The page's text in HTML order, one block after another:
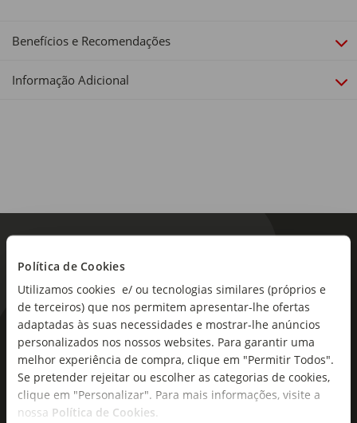
Política de Cookies
Utilizamos cookies e/ ou tecnologias similares (próprios e
de terceiros) que nos permitem apresentar-lhe ofertas
adaptadas às suas necessidades e mostrar-lhe anúncios
personalizados nos nossos websites. Para garantir uma
melhor experiência de compra, clique em "Permitir Todos".
Se pretender rejeitar ou escolher as categorias de cookies,
clique em "Personalizar". Para mais informações, visite a
nossa Política de Cookies
Benefícios e Recomendações
Informação Adicional
As novidades mais frescas no
seu e-mail!
Subscreva e descubra campanhas exclusivas,
ofertas e novidades para si.